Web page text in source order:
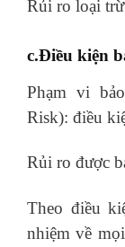
Rủi ro loại
c.Điều kiện
Phạm vi
Risk): điều
Rủi ro được
Theo điều
nhiệm về